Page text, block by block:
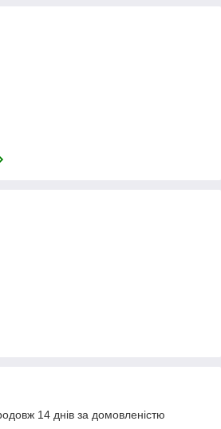
14 днів за домовленістю